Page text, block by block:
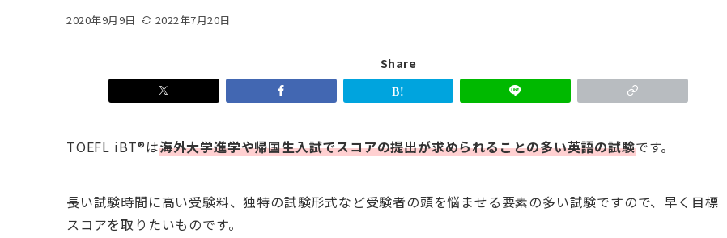
2020年9月9日 2022年7月20日
Share
TOEFL iBT®は海外大学進学や帰国生入試でスコアの提出が求められることの多い英語の試験です。
長い試験時間に高い受験料、独特の試験形式など受験者の頭を悩ませる要素の多い試験ですので、早く目標
スコアを取りたいものです。